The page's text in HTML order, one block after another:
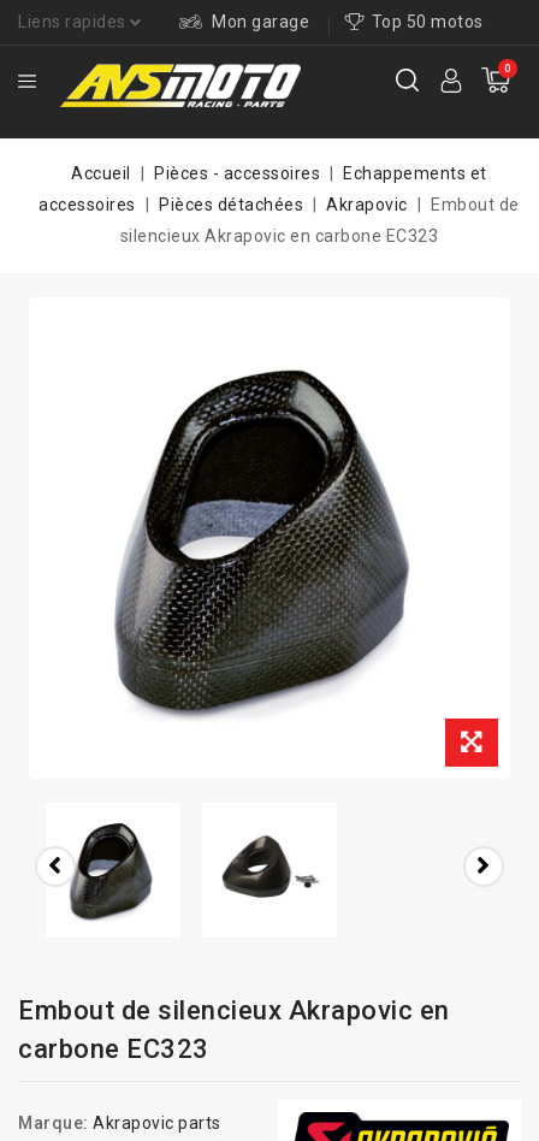
Liens rapides Mon garage Top 50 motos
0
Accueil Pièces - accessoires
Echappements et
accessoires
Pièces détachées Akrapovic
Embout de
silencieux Akrapovic en carbone EC323
Embout de silencieux Akrapovic en
carbone EC323
Marque: Akrapovic parts